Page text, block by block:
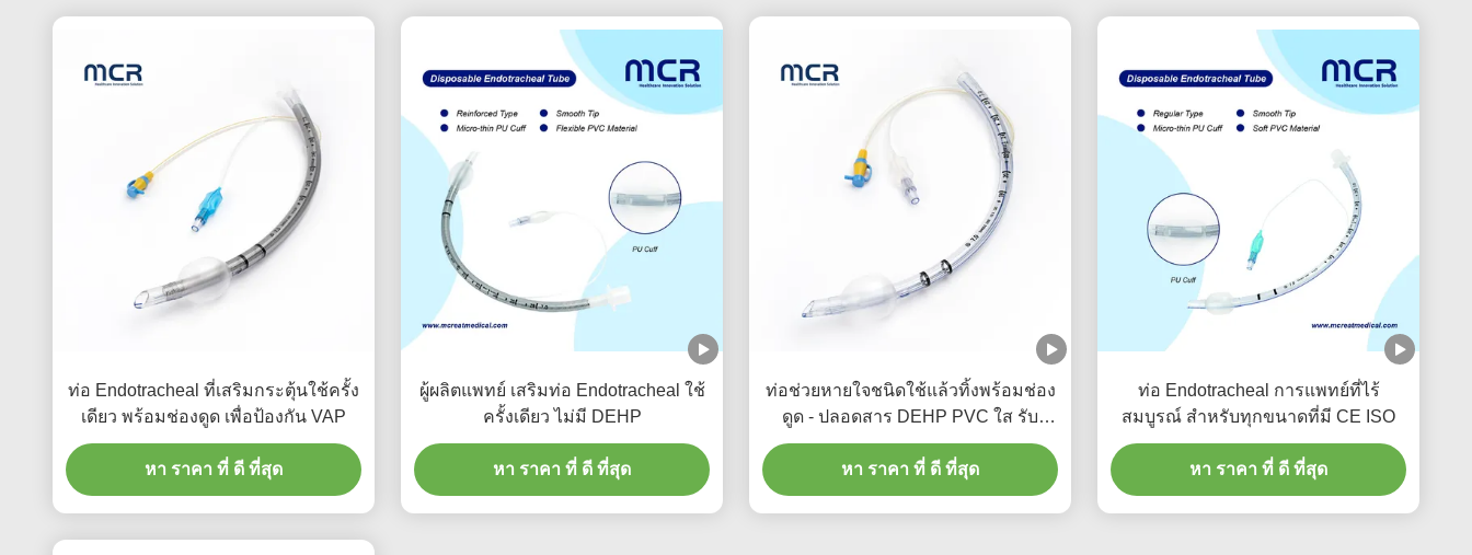
ท่อ Endotracheal ที่เสริมกระตุ้นใช้ครั้ง
เดียว พร้อมช่องดูด เพื่อป้องกัน VAP
หา ราคา ที่ ดี ที่สุด
ผู้ผลิตแพทย์ เสริมท่อ Endotracheal ใช้
ครั้งเดียว ไม่มี DEHP
หา ราคา ที่ ดี ที่สุด
ท่อช่วยหายใจชนิดใช้แล้วทิ้งพร้อมช่อง
ดูด - ปลอดสาร DEHP PVC ใส รับ
ประกันคุณภาพ 5 ปี
หา ราคา ที่ ดี ที่สุด
ท่อ Endotracheal การแพทย์ที่ไร้
สมบูรณ์ สําหรับทุกขนาดที่มี CE ISO
หา ราคา ที่ ดี ที่สุด